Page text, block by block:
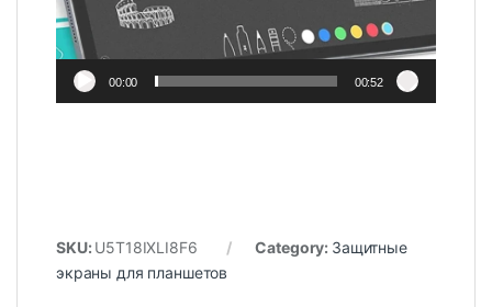
00:00 00:52
SKU: U5T18IXLI8F6 Category: Защитные
экраны для планшетов